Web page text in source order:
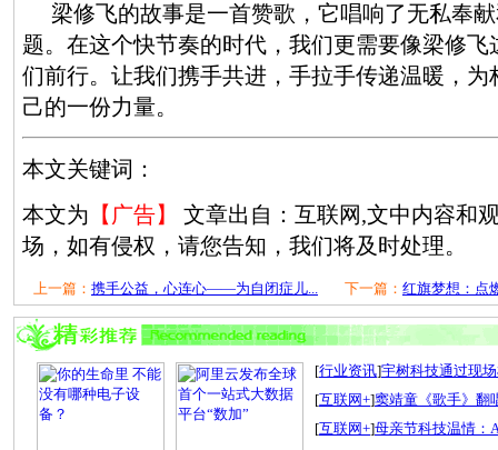
梁修飞的故事是一首赞歌，它唱响了无私奉
题。在这个快节奏的时代，我们更需要像梁修
们前行。让我们携手共进，手拉手传递温暖，为
己的一份力量。
本文关键词：
本文为 【广告】
文章出自：互联网,文中内容和
场，如有侵权，请您告知，我们将及时处理。
上一篇： 携手公益，心连心——为自闭症儿... 下一篇： 红旗梦想：点
[行业资讯]宇树科技通过现
[互联网+]窦靖童《歌手》翻
[互联网+]母亲节科技温情：